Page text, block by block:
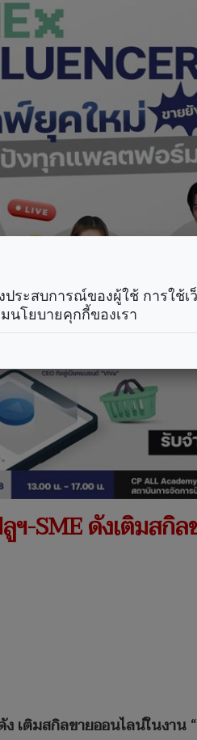
-SME ดังเติมสกิ
เติมสกิลขายออนไลน์ในงาน
ประสบการณ์ของผู้ใช้ การใช้
โยบายคุกกี้ของเรา